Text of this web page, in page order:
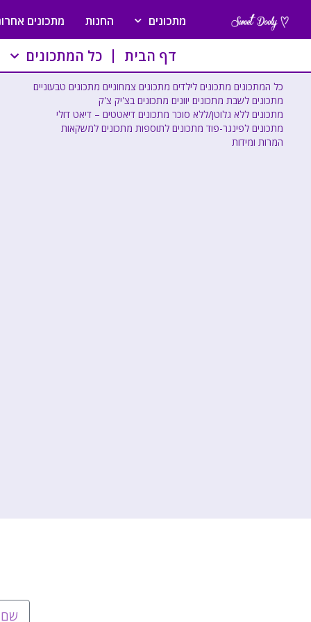
מתכונים החנות מתכונים
דף הבית כל המתכונים
כל המתכונים מתכונים לילדים מתכונים צמחוניים מתכונים טבעוניים
מתכונים לשבת מתכונים יוונים מתכונים בצ'יק צ'ק
מתכונים ללא גלוטן/ללא סוכר מתכונים דיאטטים – דיאט דולי
מתכונים לפינגר-פוד מתכונים לתוספות מתכונים למשקאות
המרות ומידות